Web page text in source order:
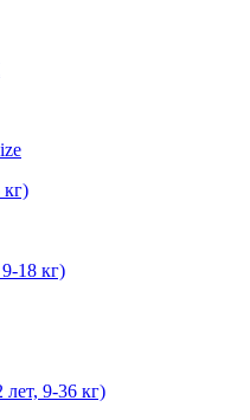
кг)
18 кг)
9-36 кг)